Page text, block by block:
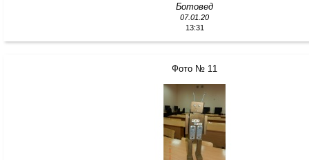
Ботовед
07.01.20
13:31
Фото № 11